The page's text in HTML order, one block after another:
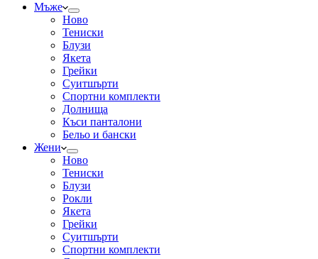
Мъже
Ново
Тениски
Блузи
Якета
Грейки
Суитшърти
Спортни комплекти
Долнища
Къси панталони
Бельо и бански
Жени
Ново
Тениски
Блузи
Рокли
Якета
Грейки
Суитшърти
Спортни комплекти